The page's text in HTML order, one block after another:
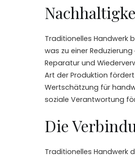
Traditionelles Handwerk
was zu einer
Reparatur und
Art der Produktion
Wertschätzung für
soziale Verantwortung
Die
Traditionelles Handwerk